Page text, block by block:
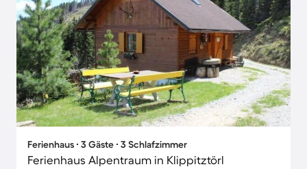
Ferienhaus ∙ 3 Gäste ∙ 3 Schlafzimmer
Ferienhaus Alpentraum in Klippitztörl